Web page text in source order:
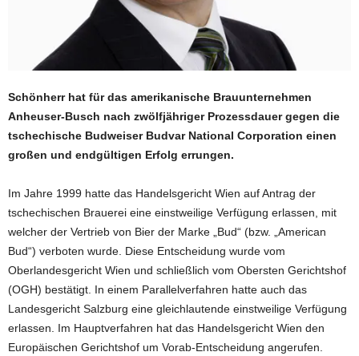
Schönherr hat für das amerikanische Brauunternehmen
Anheuser-Busch nach zwölfjähriger Prozessdauer gegen die
tschechische Budweiser Budvar National Corporation einen
großen und endgültigen Erfolg errungen.
Im Jahre 1999 hatte das Handelsgericht Wien auf Antrag der
tschechischen Brauerei eine einstweilige Verfügung erlassen, mit
welcher der Vertrieb von Bier der Marke „Bud“ (bzw. „American
Bud“) verboten wurde. Diese Entscheidung wurde vom
Oberlandesgericht Wien und schließlich vom Obersten Gerichtshof
(OGH) bestätigt. In einem Parallelverfahren hatte auch das
Landesgericht Salzburg eine gleichlautende einstweilige Verfügung
erlassen. Im Hauptverfahren hat das Handelsgericht Wien den
Europäischen Gerichtshof um Vorab-Entscheidung angerufen.